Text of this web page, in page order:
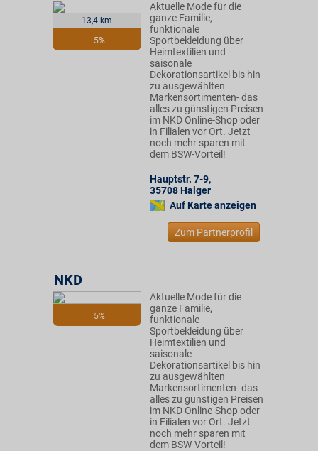
13,4 km
5%
Aktuelle Mode für die
ganze Familie,
funktionale
Sportbekleidung über
Heimtextilien und
saisonale
Dekorationsartikel bis hin
zu ausgewählten
Markensortimenten- das
alles zu günstigen Preisen
im NKD Online-Shop oder
in Filialen vor Ort. Jetzt
noch mehr sparen mit
dem BSW-Vorteil!
Hauptstr. 7-9,
35708 Haiger
Auf Karte anzeigen
Zum Partnerprofil
5%
NKD
Aktuelle Mode für die
ganze Familie,
funktionale
Sportbekleidung über
Heimtextilien und
saisonale
Dekorationsartikel bis hin
zu ausgewählten
Markensortimenten- das
alles zu günstigen Preisen
im NKD Online-Shop oder
in Filialen vor Ort. Jetzt
noch mehr sparen mit
dem BSW-Vorteil!